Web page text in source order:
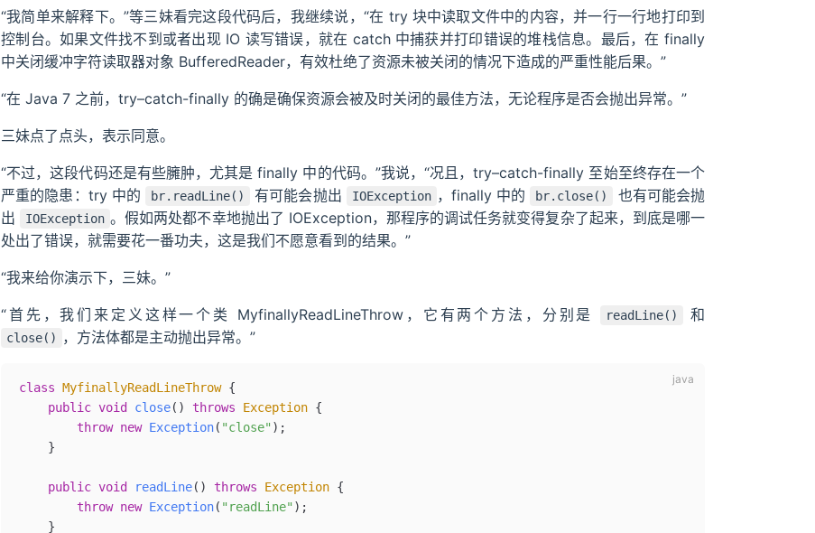
“我简单来解释下。”等三妹看完这段代码后，我继续说，“在 try 块中读取文件中的内容，并一行一行地打印到
控制台。如果文件找不到或者出现 IO 读写错误，就在 catch 中捕获并打印错误的堆栈信息。最后，在 finally
中关闭缓冲字符读取器对象 BufferedReader，有效杜绝了资源未被关闭的情况下造成的严重性能后果。”
“在 Java 7 之前，try–catch-finally 的确是确保资源会被及时关闭的最佳方法，无论程序是否会抛出异常。”
三妹点了点头，表示同意。
“不过，这段代码还是有些臃肿，尤其是 finally 中的代码。”我说，“况且，try–catch-finally 至始至终存在一个
严重的隐患：try 中的
br.readLine() 有可能会抛出 IOException ，finally 中的 br.close()
也有可能会抛
出
IOException 。假如两处都不幸地抛出了 IOException，那程序的调试任务就变得复杂了起来，到底是哪一
处出了错误，就需要花一番功夫，这是我们不愿意看到的结果。”
“我来给你演示下，三妹。”
“首先，我们来定义这样一个类 MyfinallyReadLineThrow，它有两个方法，分别是 readLine() 和
close() ，方法体都是主动抛出异常。”
class MyfinallyReadLineThrow {
    public
void close() throws Exception {
        throw
new Exception( "close" );
    }
    public
void readLine() throws Exception {
        throw
new Exception( "readLine" );
    }